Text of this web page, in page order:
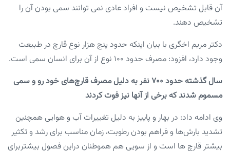
آن قابل تشخیص نیست و افراد عادی نمی توانند سمی بودن آن را
تشخیص دهند.
دکتر مریم اخگری با بیان اینکه حدود پنج هزار نوع قارچ در طبیعت
وجود دارد، افزود: مصرف حدود ۱۰۰ نوع از آن برای انسان سمی است.
سال گذشته حدود ۷۰۰ نفر به دلیل مصرف قارچ‌های خود رو و سمی
مسموم شدند که برخی از آنها نیز فوت کردند
وی ادامه داد: در بهار و پاییز به دلیل تغییرات آب و هوایی همچنین
تشدید بارش‌ها و فراهم بودن رطوبت، زمان مناسب برای رشد و تکثیر
بیشتر قارچ ها است و از سویی هم هموطنان دراین فصول بیشتربرای